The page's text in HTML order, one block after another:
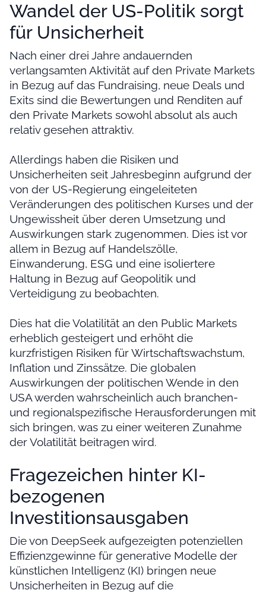
Wandel der US-Politik sorgt
für Unsicherheit
Nach einer drei Jahre andauernden
verlangsamten Aktivität auf den Private Markets
in Bezug auf das Fundraising, neue Deals und
Exits sind die Bewertungen und Renditen auf
den Private Markets sowohl absolut als auch
relativ gesehen attraktiv.
Allerdings haben die Risiken und
Unsicherheiten seit Jahresbeginn aufgrund der
von der US-Regierung eingeleiteten
Veränderungen des politischen Kurses und der
Ungewissheit über deren Umsetzung und
Auswirkungen stark zugenommen. Dies ist vor
allem in Bezug auf Handelszölle,
Einwanderung, ESG und eine isoliertere
Haltung in Bezug auf Geopolitik und
Verteidigung zu beobachten.
Dies hat die Volatilität an den Public Markets
erheblich gesteigert und erhöht die
kurzfristigen Risiken für Wirtschaftswachstum,
Inflation und Zinssätze. Die globalen
Auswirkungen der politischen Wende in den
USA werden wahrscheinlich auch branchen-
und regionalspezifische Herausforderungen mit
sich bringen, was zu einer weiteren Zunahme
der Volatilität beitragen wird.
Fragezeichen hinter KI-
bezogenen
Investitionsausgaben
Die von DeepSeek aufgezeigten potenziellen
Effizienzgewinne für generative Modelle der
künstlichen Intelligenz (KI) bringen neue
Unsicherheiten in Bezug auf die